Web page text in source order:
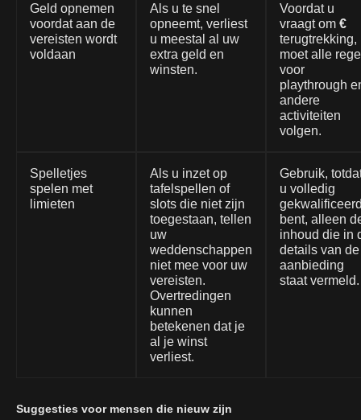
Geld opnemen
voordat aan de
vereisten wordt
voldaan
Als u te snel
opneemt, verliest
u meestal al uw
extra geld en
winsten.
Voordat u
vraagt om €
terugtrekking,
moet alle
voor
playthrough
andere
activiteiten
volgen.
Spelletjes
spelen met
limieten
Als u inzet op
tafelspellen of
slots die niet zijn
toegestaan, tellen
uw
weddenschappen
niet mee voor uw
vereisten.
Overtredingen
kunnen
betekenen dat je
al je winst
verliest.
Gebruik,
u volledig
bent, alleen
inhoud die in
details van de
aanbieding
staat vermeld.
Suggesties voor mensen die nieuw zijn